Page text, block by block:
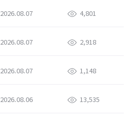
2026.08.07 4,801
2026.08.07 2,918
2026.08.07 1,148
2026.08.06 13,535